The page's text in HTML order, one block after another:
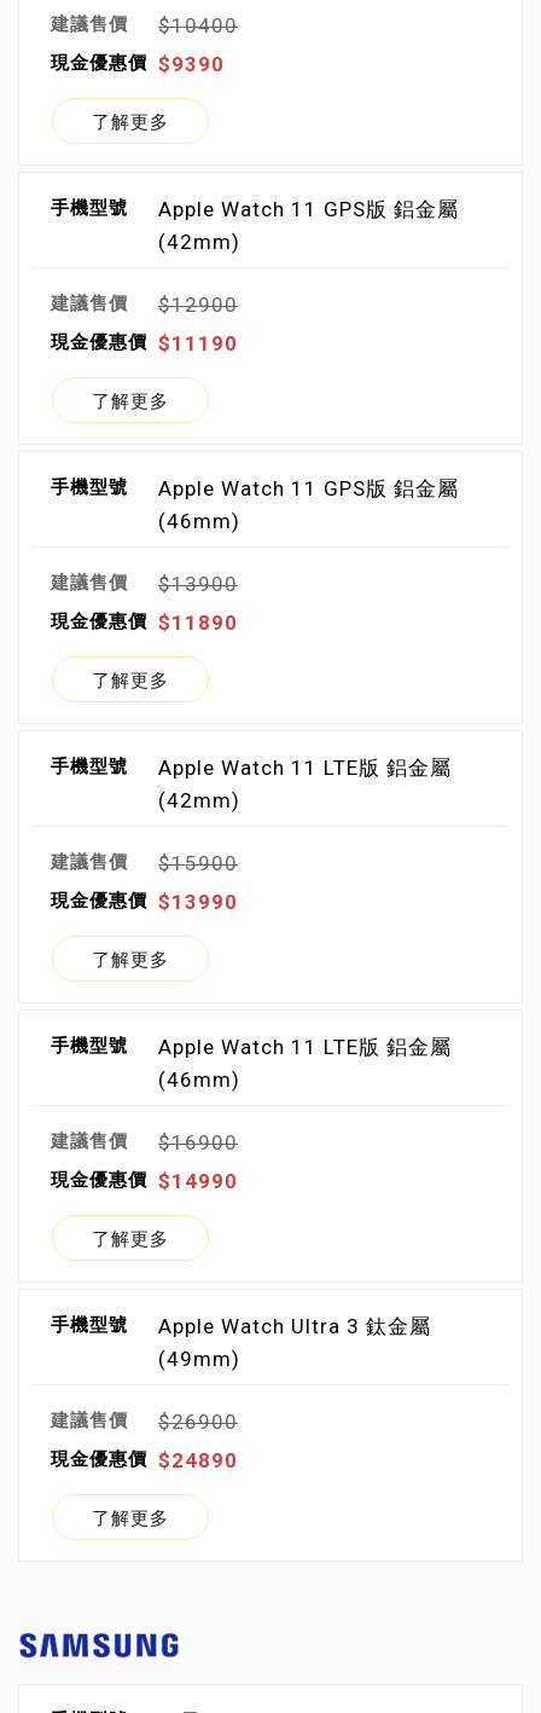
$10400
$9390
了解更多
Apple Watch 11 GPS版 鋁金屬
(42mm)
$12900
$11190
了解更多
Apple Watch 11 GPS版 鋁金屬
(46mm)
$13900
$11890
了解更多
Apple Watch 11 LTE版 鋁金屬
(42mm)
$15900
$13990
了解更多
Apple Watch 11 LTE版 鋁金屬
(46mm)
$16900
$14990
了解更多
Apple Watch Ultra 3 鈦金屬
(49mm)
$26900
$24890
了解更多